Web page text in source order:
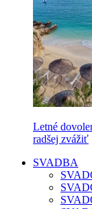
Letné
radšej zvážiť
SVADBA